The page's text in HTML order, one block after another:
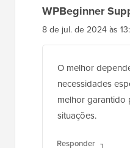
WPBeginner
8 de jul. de 2024 às
O melhor
necessidades
melhor garantido
situações.
Responder